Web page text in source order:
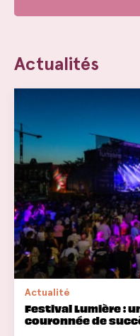
Actualités
Actualité
Festival Lumière :
couronnée de